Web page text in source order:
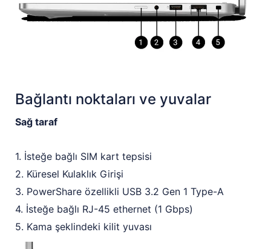
Bağlantı noktaları ve yuvalar
Sağ taraf
1. İsteğe bağlı SIM kart tepsisi
2. Küresel Kulaklık Girişi
3. PowerShare özellikli USB 3.2 Gen 1 Type-A
4. İsteğe bağlı RJ-45 ethernet (1 Gbps)
5. Kama şeklindeki kilit yuvası